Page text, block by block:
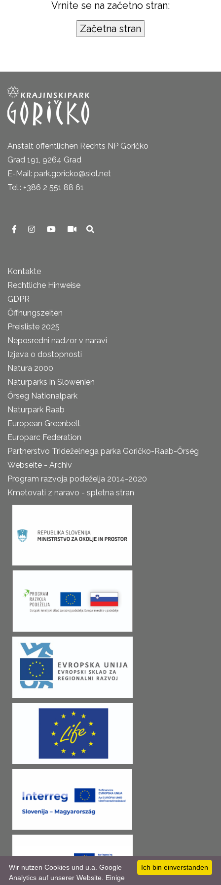
Vrnite se na začetno stran:
Anstalt öffentlichen Rechts NP Goričko
Grad 191, 9264 Grad
E-Mail: park.goricko@siol.net
Tel.: +386 2 551 88 61
Kontakte
Rechtliche Hinweise
GDPR
Öffnungszeiten
Preisliste 2025
Neposredni nadzor v naravi
Izjava o dostopnosti
Natura 2000
Naturparks in Slowenien
Őrseg Nationalpark
Naturpark Raab
European Greenbelt
Europarc Federation
Partnerstvo Trideželnega parka Goričko-Raab-Őrség
Webseite - Archiv
Program razvoja podeželja 2014-2020
Kmetovati z naravo - spletna stran
Ich bin einverstanden
Wir nutzen Cookies und u.a. Google
Analytics auf unserer Website. Einige